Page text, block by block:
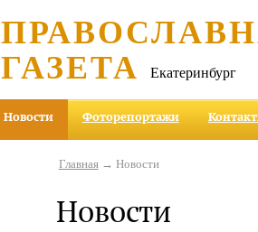
ГАЗЕТА Екатеринбург
Новости Фоторепортажи
Главная→ Новости
Новости